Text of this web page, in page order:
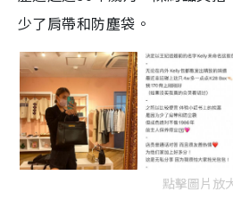
少了肩帶和防塵袋。
點擊圖片放